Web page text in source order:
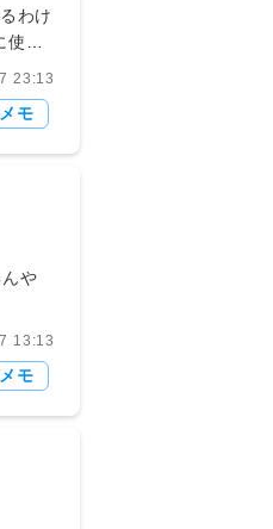
23:13
メモ
たいんや
13:13
メモ